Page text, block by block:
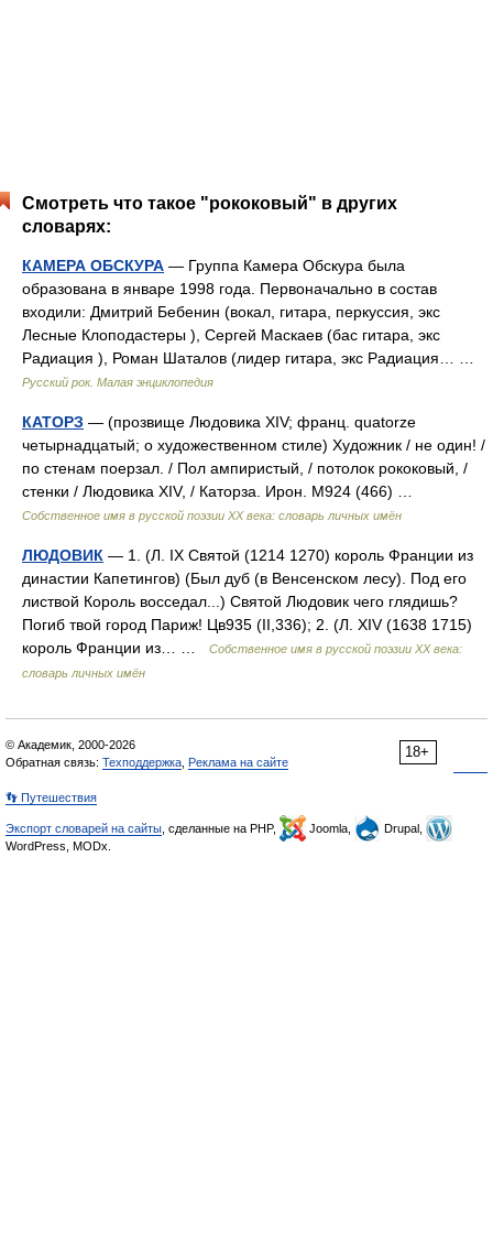
Смотреть что такое "рококовый" в других
словарях:
КАМЕРА ОБСКУРА — Группа Камера Обскура была
образована в январе 1998 года. Первоначально в состав
входили: Дмитрий Бебенин (вокал, гитара, перкуссия, экс
Лесные Клоподастеры ), Сергей Маскаев (бас гитара, экс
Радиация ), Роман Шаталов (лидер гитара, экс Радиация… …
Русский рок. Малая энциклопедия
КАТОРЗ — (прозвище Людовика XIV; франц. quatorze
четырнадцатый; о художественном стиле) Художник / не один! /
по стенам поерзал. / Пол ампиристый, / потолок рококовый, /
стенки / Людовика ХIV, / Каторза. Ирон. М924 (466) …
Собственное имя в русской поэзии XX века: словарь личных имён
ЛЮДОВИК — 1. (Л. IX Святой (1214 1270) король Франции из
династии Капетингов) (Был дуб (в Венсенском лесу). Под его
листвой Король восседал...) Святой Людовик чего глядишь?
Погиб твой город Париж! Цв935 (II,336); 2. (Л. XIV (1638 1715)
король Франции из… …
Собственное имя в русской поэзии XX века:
словарь личных имён
18+
© Академик, 2000-2026
Обратная связь: Техподдержка Реклама на сайте
👣 Путешествия
Экспорт словарей на сайты , сделанные на PHP, Joomla,
Drupal,
WordPress, MODx.